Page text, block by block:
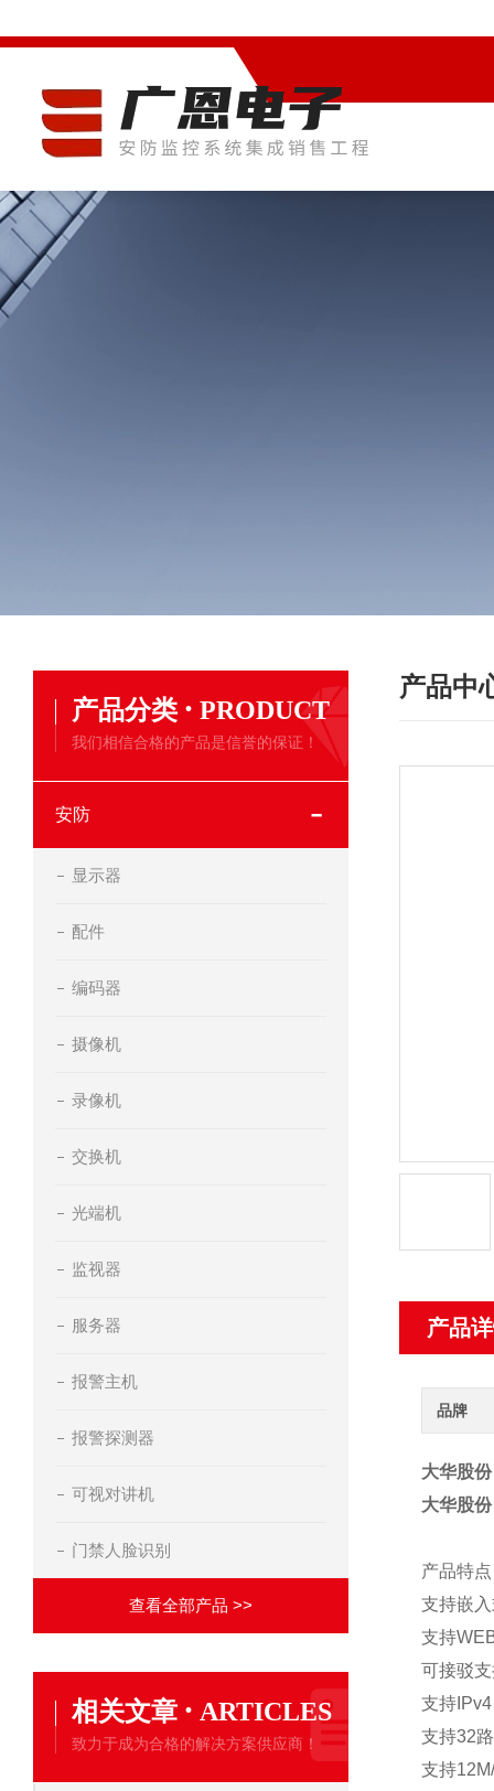
产品分类 · PRODUCT
我们相信合格的产品是信誉的保证！
安防
显示器
配件
编码器
摄像机
录像机
交换机
光端机
监视器
服务器
报警主机
报警探测器
可视对讲机
门禁人脸识别
查看全部产品 >>
相关文章 · ARTICLES
致力于成为合格的解决方案供应商！
产品中
产品
品牌
大华股
大华股
产品特
支持嵌
支持
可接驳
支持
支持32
支持